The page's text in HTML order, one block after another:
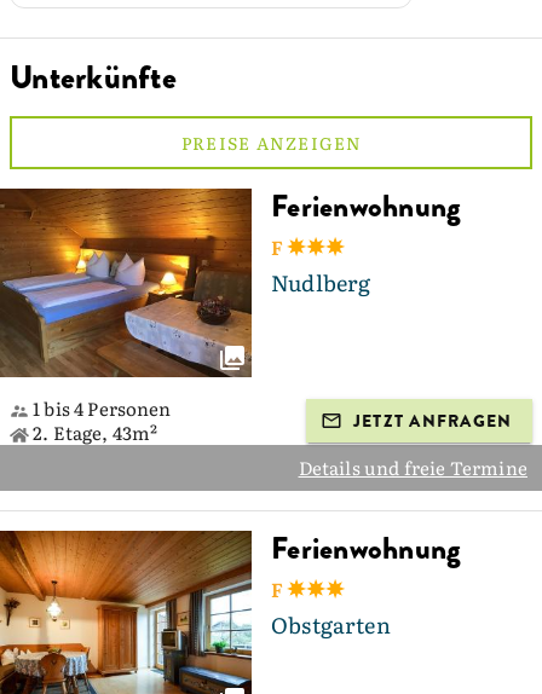
Unterkünfte
PREISE ANZEIGEN
Ferienwohnung
F
Nudlberg
1 bis 4 Personen
2. Etage, 43m²
JETZT ANFRAGEN
Details und freie Termine
Ferienwohnung
F
Obstgarten